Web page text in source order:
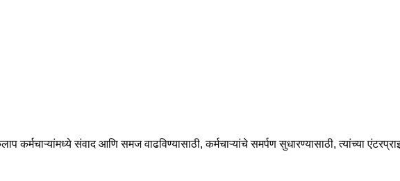
संवाद आणि समज वाढविण्यासाठी, कर्मचाऱ्यांचे समर्पण सुधारण्यासाठी, त्यांच्या